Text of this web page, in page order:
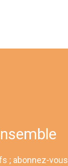
; abonnez-vous